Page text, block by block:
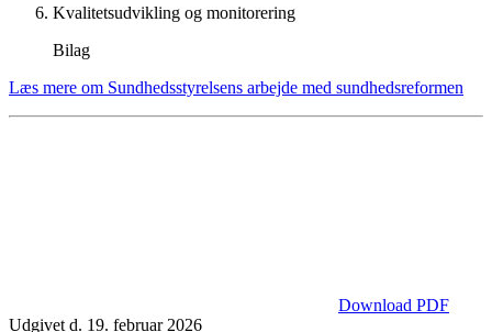
Kvalitetsudvikling og monitorering
Bilag
Læs mere om Sundhedsstyrelsens arbejde med sundhedsreformen
Download PDF
Udgivet d. 19. februar 2026